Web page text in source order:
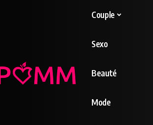
Couple
Sexo
Beauté
Mode